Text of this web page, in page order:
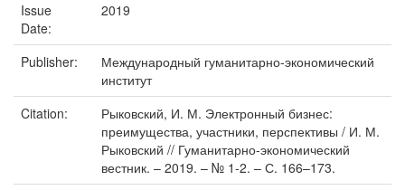
Issue
Date:
2019
Publisher:
Международный гуманитарно-экономический
институт
Citation:
Рыковский, И. М. Электронный бизнес:
преимущества, участники, перспективы / И. М.
Рыковский // Гуманитарно-экономический
вестник. – 2019. – № 1-2. – С. 166–173.